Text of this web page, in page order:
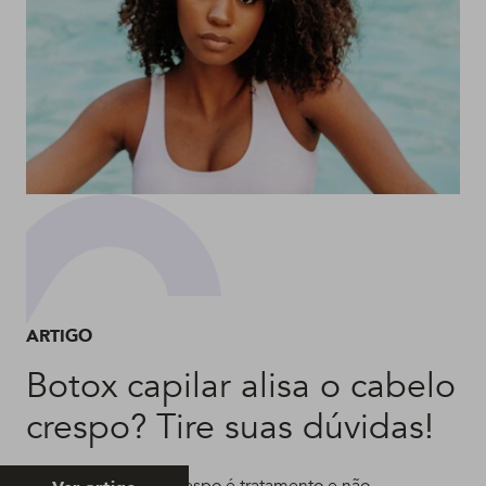
ARTIGO
Botox capilar alisa o cabelo
crespo? Tire suas dúvidas!